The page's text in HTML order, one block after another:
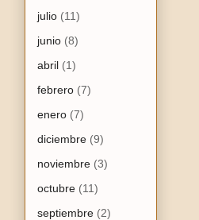
julio (11)
junio (8)
abril (1)
febrero (7)
enero (7)
diciembre (9)
noviembre (3)
octubre (11)
septiembre (2)